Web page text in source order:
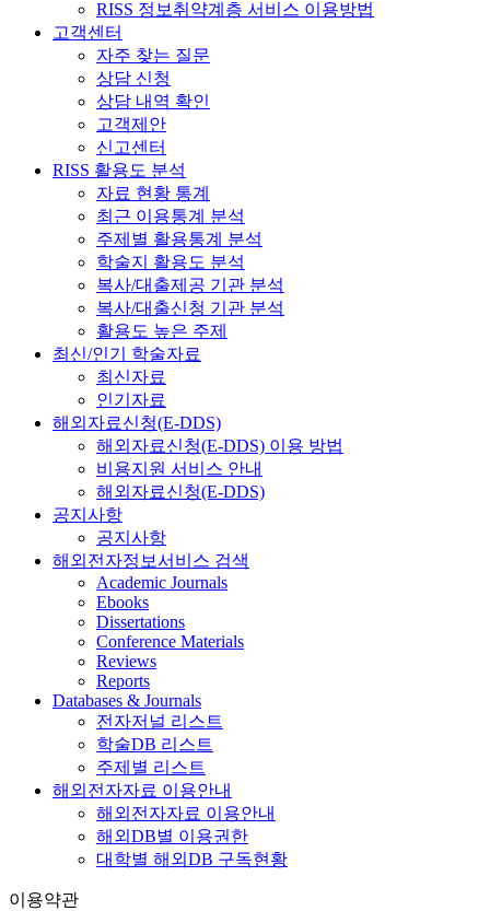
RISS 정보취약계층 서비스 이용방법
고객센터
자주 찾는 질문
상담 신청
상담 내역 확인
고객제안
신고센터
RISS 활용도 분석
자료 현황 통계
최근 이용통계 분석
주제별 활용통계 분석
학술지 활용도 분석
복사/대출제공 기관 분석
복사/대출신청 기관 분석
활용도 높은 주제
최신/인기 학술자료
최신자료
인기자료
해외자료신청(E-DDS)
해외자료신청(E-DDS) 이용 방법
비용지원 서비스 안내
해외자료신청(E-DDS)
공지사항
공지사항
해외전자정보서비스 검색
Academic Journals
Ebooks
Dissertations
Conference Materials
Reviews
Reports
Databases & Journals
전자저널 리스트
학술DB 리스트
주제별 리스트
해외전자자료 이용안내
해외전자자료 이용안내
해외DB별 이용권한
대학별 해외DB 구독현황
이용약관